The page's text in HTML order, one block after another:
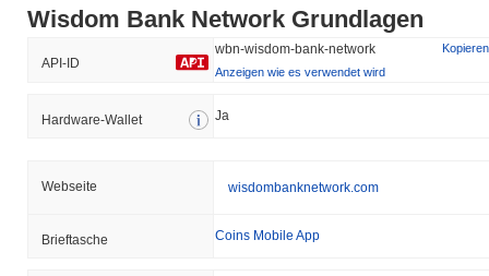
Wisdom Bank Network Grundlagen
API-ID
wbn-wisdom-bank-network
Kopieren
Anzeigen wie es verwendet wird
Hardware-Wallet Ja
Webseite wisdombanknetwork.com
Brieftasche Coins Mobile App